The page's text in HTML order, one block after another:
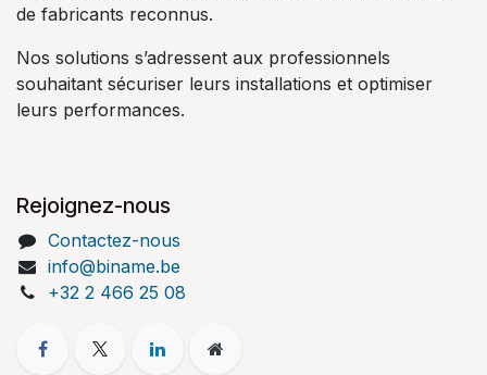
de fabricants reconnus.
Nos solutions s’adressent aux professionnels
souhaitant sécuriser leurs installations et optimiser
leurs performances.
Rejoignez-nous
Contactez-nous
info@biname.be
+32 2 466 25 08